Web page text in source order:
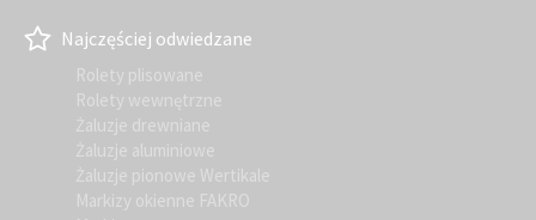
Najczęściej odwiedzane
Rolety plisowane
Rolety wewnętrzne
Żaluzje drewniane
Żaluzje aluminiowe
Żaluzje pionowe Wertikale
Markizy okienne FAKRO